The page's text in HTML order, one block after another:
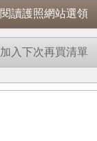
閱讀護照網站選領
加入下次再買清單